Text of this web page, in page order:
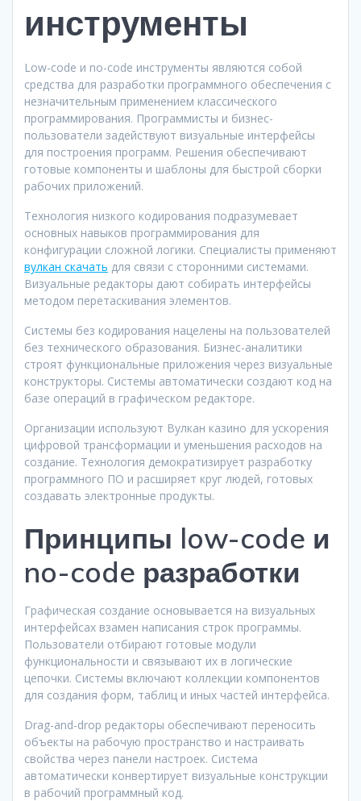
инструменты
Low-code и no-code инструменты являются собой
средства для разработки программного обеспечения с
незначительным применением классического
программирования. Программисты и бизнес-
пользователи задействуют визуальные интерфейсы
для построения программ. Решения обеспечивают
готовые компоненты и шаблоны для быстрой сборки
рабочих приложений.
Технология низкого кодирования подразумевает
основных навыков программирования для
конфигурации сложной логики. Специалисты применяют
вулкан скачать для связи с сторонними системами.
Визуальные редакторы дают собирать интерфейсы
методом перетаскивания элементов.
Системы без кодирования нацелены на пользователей
без технического образования. Бизнес-аналитики
строят функциональные приложения через визуальные
конструкторы. Системы автоматически создают код на
базе операций в графическом редакторе.
Организации используют Вулкан казино для ускорения
цифровой трансформации и уменьшения расходов на
создание. Технология демократизирует разработку
программного ПО и расширяет круг людей, готовых
создавать электронные продукты.
Принципы low-code и
no-code разработки
Графическая создание основывается на визуальных
интерфейсах взамен написания строк программы.
Пользователи отбирают готовые модули
функциональности и связывают их в логические
цепочки. Системы включают коллекции компонентов
для создания форм, таблиц и иных частей интерфейса.
Drag-and-drop редакторы обеспечивают переносить
объекты на рабочую пространство и настраивать
свойства через панели настроек. Система
автоматически конвертирует визуальные конструкции
в рабочий программный код.